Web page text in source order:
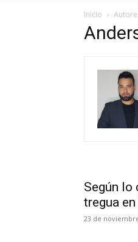
Inicio
Según lo
tregua
23 de